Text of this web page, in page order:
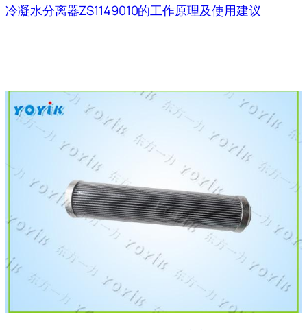
冷凝水分离器ZS1149010的工作原理及使用建议